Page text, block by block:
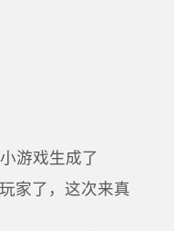
游戏生成了
家了，这次来真